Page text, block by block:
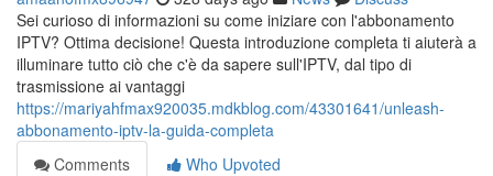
Sei curioso di informazioni su come iniziare con l'abbonamento
IPTV? Ottima decisione! Questa introduzione completa ti aiuterà a
illuminare tutto ciò che c'è da sapere sull'IPTV, dal tipo di
trasmissione ai vantaggi
https://mariyahfmax920035.mdkblog.com/43301641/unleash-
abbonamento-iptv-la-guida-completa
Comments
Who Upvoted